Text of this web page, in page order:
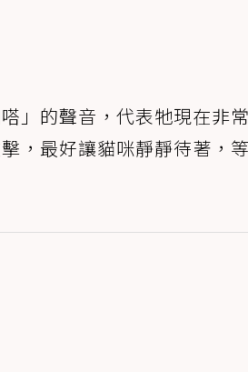
」的聲音，代表牠現在非
，最好讓貓咪靜靜待著，